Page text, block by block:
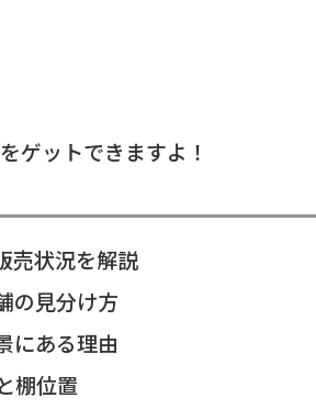
ゲットできますよ！
売状況を解説
の見分け方
にある理由
棚位置